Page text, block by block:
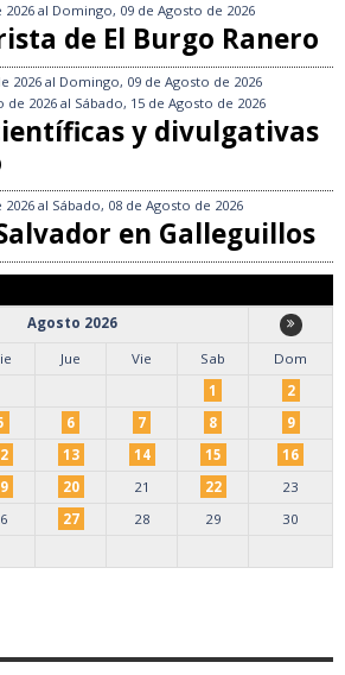
2026 al Domingo, 09 de Agosto de 2026
de El Burgo Ranero
2026 al Domingo, 09 de Agosto de 2026
de 2026 al Sábado, 15 de Agosto de 2026
y divulgativas
2026 al Sábado, 08 de Agosto de 2026
en Galleguillos
Agosto 2026
Jue Vie Sab
Dom
1
2
6 7 8
9
13 14 15
16
20 21 22
23
27 28 29
30